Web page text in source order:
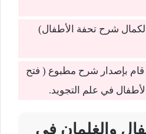
شرح تحفة الأطفال)
قام بإصدار شرح مطبوع ( فتح
في علم التجويد.
والغلمان في